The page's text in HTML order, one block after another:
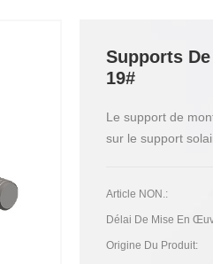
Supports
19#
Le support de
sur le support
Article NON.:
Délai De Mise En
Origine Du Produit: